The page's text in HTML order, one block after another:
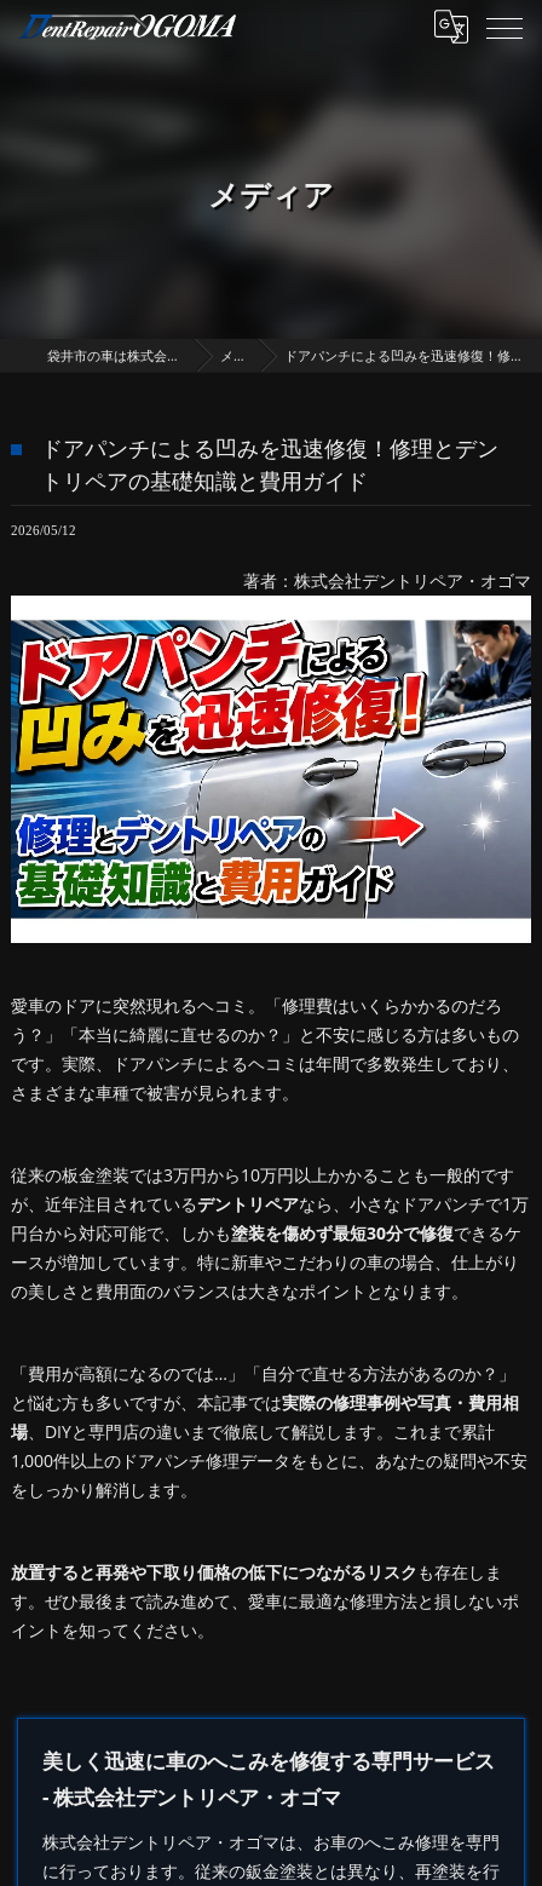
メディア
袋井市の車は株式会社デントリペア・オゴマ メディア ドアパンチによる凹みを迅速修復！修理とデントリペアの基礎知識と費用ガイド
ドアパンチによる凹みを迅速修復！修理とデン
トリペアの基礎知識と費用ガイド
2026/05/12
著者：株式会社デントリペア・オゴマ
愛車のドアに突然現れるヘコミ。「修理費はいくらかかるのだろ
う？」「本当に綺麗に直せるのか？」と不安に感じる方は多いもの
です。実際、ドアパンチによるヘコミは年間で多数発生しており、
さまざまな車種で被害が見られます。
従来の板金塗装では3万円から10万円以上かかることも一般的です
が、近年注目されているデントリペアなら、小さなドアパンチで1万
円台から対応可能で、しかも塗装を傷めず最短30分で修復できるケ
ースが増加しています。特に新車やこだわりの車の場合、仕上がり
の美しさと費用面のバランスは大きなポイントとなります。
「費用が高額になるのでは…」「自分で直せる方法があるのか？」
と悩む方も多いですが、本記事では実際の修理事例や写真・費用相
場、DIYと専門店の違いまで徹底して解説します。これまで累計
1,000件以上のドアパンチ修理データをもとに、あなたの疑問や不安
をしっかり解消します。
放置すると再発や下取り価格の低下につながるリスク も存在しま
す。ぜひ最後まで読み進めて、愛車に最適な修理方法と損しないポ
イントを知ってください。
美しく迅速に車のへこみを修復する専門サービス
- 株式会社デントリペア・オゴマ
株式会社デントリペア ・オゴマは、お車のへこみ修理を専門
に行っております。従来の鈑金塗装とは異なり、再塗装を行